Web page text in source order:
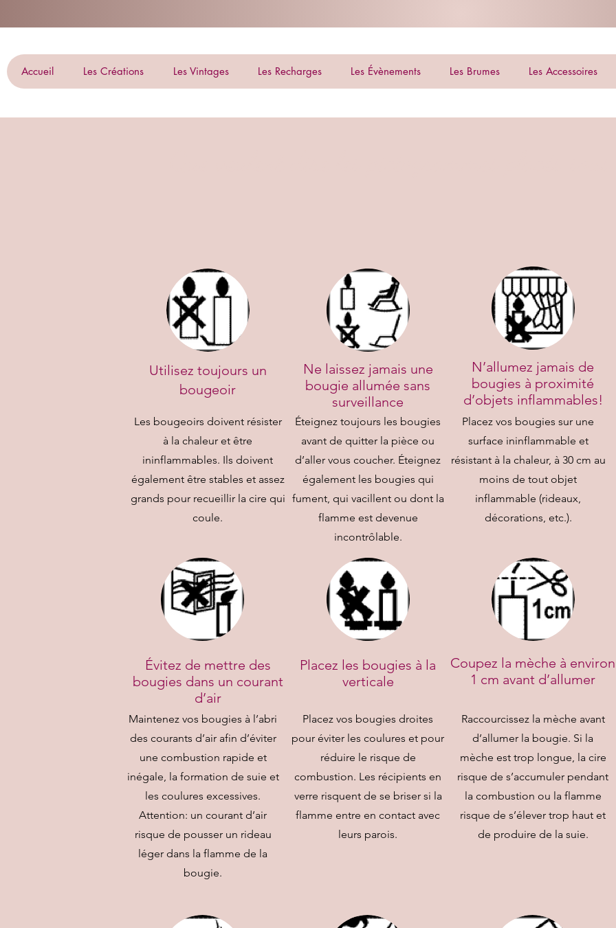
Accueil Les Créations Les Vintages Les Recharges Les Évènements Les Brumes Les Accessoires
Utilisez toujours un
bougeoir
Ne laissez jamais une
bougie allumée sans
surveillance
Les bougeoirs doivent résister
à la chaleur et être
ininflammables. Ils doivent
également être stables et assez
grands pour recueillir la cire qui
coule.
Éteignez toujours les bougies
avant de quitter la pièce ou
d’aller vous coucher. Éteignez
également les bougies qui
fument, qui vacillent ou dont la
flamme est devenue
incontrôlable.
Évitez de mettre des
bougies dans un courant
d’air
Placez les bougies à la
verticale
Maintenez vos bougies à l’abri
des courants d’air afin d’éviter
une combustion rapide et
inégale, la formation de suie et
les coulures excessives.
Attention: un courant d’air
risque de pousser un rideau
léger dans la flamme de la
bougie.
Placez vos bougies droites
pour éviter les coulures et pour
réduire le risque de
combustion. Les récipients en
verre risquent de se briser si la
flamme entre en contact avec
leurs parois.
N’allumez jamais de
bougies à proximité
d’objets inflammables!
Placez vos bougies sur une
surface ininflammable et
résistant à la chaleur, à 30 cm au
moins de tout objet
inflammable (rideaux,
décorations, etc.).
Coupez la mèche à environ
1 cm avant d’allumer
Raccourcissez la mèche avant
d’allumer la bougie. Si la
mèche est trop longue, la cire
risque de s’accumuler pendant
la combustion ou la flamme
risque de s’élever trop haut et
de produire de la suie.